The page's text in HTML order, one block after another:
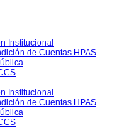
Institucional
de Cuentas HPAS
Institucional
de Cuentas HPAS